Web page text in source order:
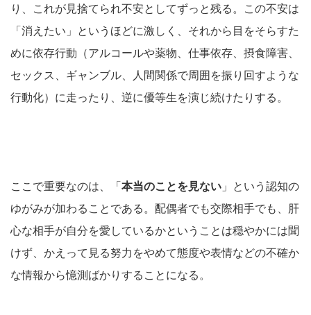
り、これが見捨てられ不安としてずっと残る。この不安は
「消えたい」というほどに激しく、それから目をそらすた
めに依存行動（アルコールや薬物、仕事依存、摂食障害、
セックス、ギャンブル、人間関係で周囲を振り回すような
行動化）に走ったり、逆に優等生を演じ続けたりする。
ここで重要なのは、「 本当のことを見ない 」という認知の
ゆがみが加わることである。配偶者でも交際相手でも、肝
心な相手が自分を愛しているかということは穏やかには聞
けず、かえって見る努力をやめて態度や表情などの不確か
な情報から憶測ばかりすることになる。